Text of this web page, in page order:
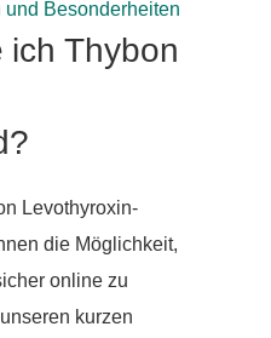
Besonderheiten
Thybon
Levothyroxin-
die Möglichkeit,
online zu
kurzen